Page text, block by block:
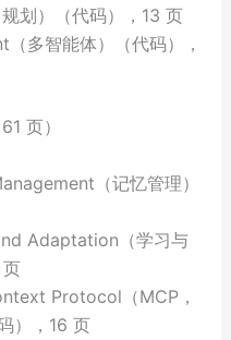
划）（代码），13 页
多智能体）（代码），
页）
（记忆管理）
Adaptation（学习与
Protocol（MCP，
），16 页